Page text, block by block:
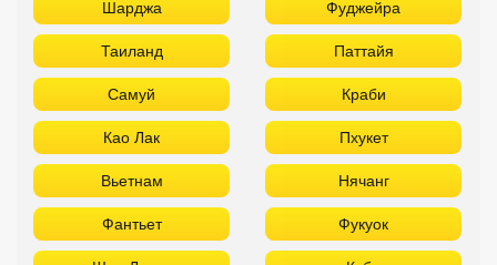
Шарджа Фуджейра
Таиланд Паттайя
Самуй Краби
Као Лак Пхукет
Вьетнам Нячанг
Фантьет Фукуок